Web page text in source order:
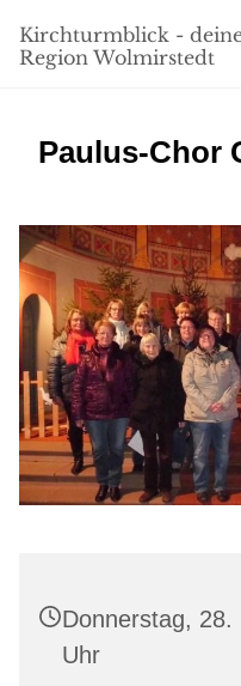
Kirchturmblick -
Region Wolmirstedt
Paulus-Chor
Donnerstag,
Uhr